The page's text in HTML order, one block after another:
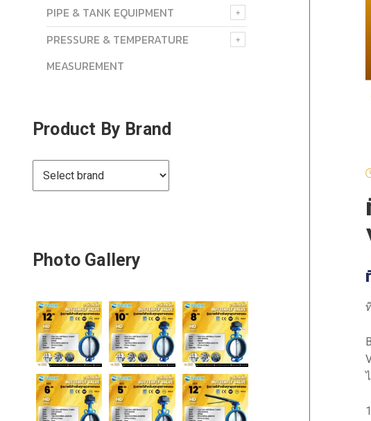
PIPE & TANK EQUIPMENT
PRESSURE & TEMPERATURE
MEASUREMENT
Product By Brand
Photo Gallery